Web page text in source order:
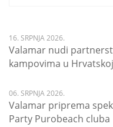
16. SRPNJA 2026.
Valamar nudi
kampovima u Hrvatskoj
06. SRPNJA 2026.
Valamar priprema
Party Purobeach cluba